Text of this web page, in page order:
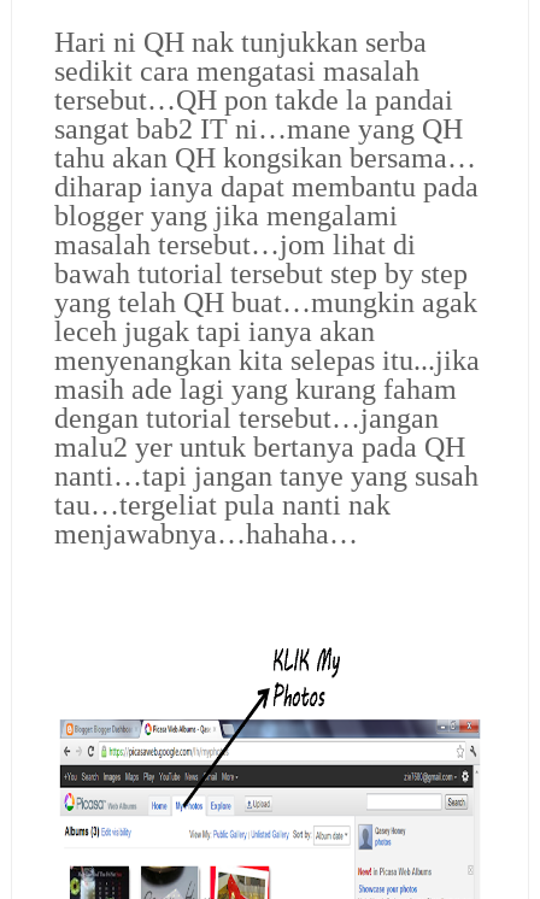
Hari ni QH nak tunjukkan serba
sedikit cara mengatasi masalah
tersebut…QH pon takde la pandai
sangat bab2 IT ni…mane yang QH
tahu akan QH kongsikan bersama…
diharap ianya dapat membantu pada
blogger yang jika mengalami
masalah tersebut…jom lihat di
bawah tutorial tersebut step by step
yang telah QH buat…mungkin agak
leceh jugak tapi ianya akan
menyenangkan kita selepas itu...jika
masih ade lagi yang kurang faham
dengan tutorial tersebut…jangan
malu2 yer untuk bertanya pada QH
nanti…tapi jangan tanye yang susah
tau…tergeliat pula nanti nak
menjawabnya…hahaha…